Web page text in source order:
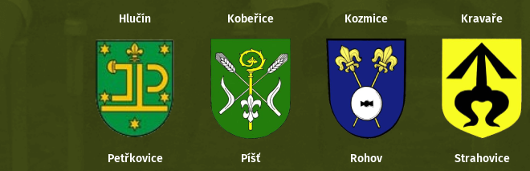
Hlučín Kobeřice Kozmice Kravaře
Petřkovice Píšť Rohov Strahovice